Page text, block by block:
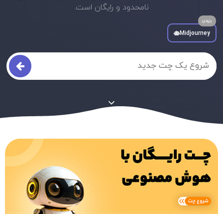
نامحدود و رایگان است.
Midjourney